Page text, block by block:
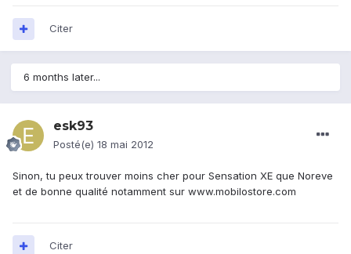
Citer
6 months later...
esk93
Posté(e) 18 mai 2012
Sinon, tu peux trouver moins cher pour Sensation XE que Noreve
et de bonne qualité notamment sur www.mobilostore.com
Citer